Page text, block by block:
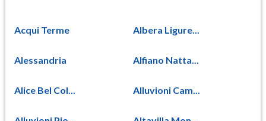
Acqui Terme Albera Ligure...
Alessandria Alfiano Natta...
Alice Bel Col... Alluvioni Cam...